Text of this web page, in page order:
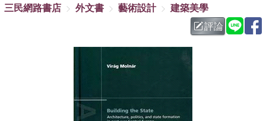
熱搜： 東野圭吾 、 高希均教授回憶錄
父親節 、 花開錦
方念華 、 台灣的
李登輝時代 、 數學女孩：黎曼猜想
偉大的迷走神經 、
群喵 、
三民網路書店
外文書 藝術設計
建築美學
評論